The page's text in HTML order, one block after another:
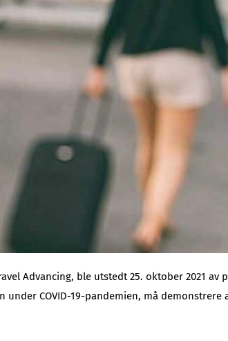
Advancing, ble utstedt 25. oktober 2021
COVID-19-pandemien, må